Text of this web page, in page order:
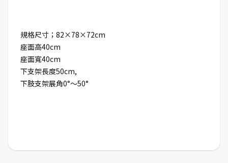
規格尺寸；82×78×72cm
座面高40cm
座面寬40cm
下支架長度50cm,
下肢支架展角0°～50°